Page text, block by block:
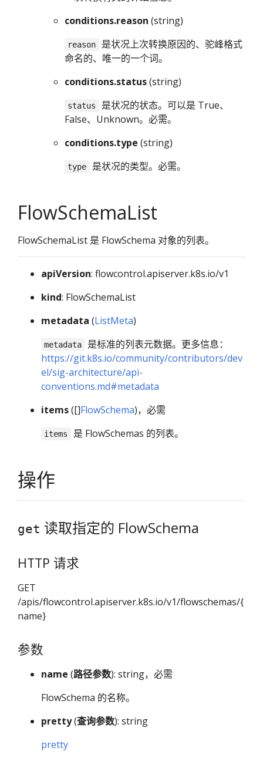
conditions.reason (string)
reason
是状况上次转换原因的、驼峰格式
命名的、唯一的一个词。
conditions.status(string)
status
是状况的状态。可以是 True、
False、Unknown。必需。
conditions.type (string)
type 是状况的类型。必需。
FlowSchemaList
FlowSchemaList 是 FlowSchema 对象的列表。
apiVersion: flowcontrol.apiserver.k8s.io/v1
kind: FlowSchemaList
metadata (ListMeta)
metadata
是标准的列表元数据。更多信息：
https://git.k8s.io/community/contributors/dev
el/sig-architecture/api-
conventions.md#metadata
items([]FlowSchema)，必需
items 是 FlowSchemas 的列表。
操作
get 读取指定的 FlowSchema
HTTP 请求
GET
/apis/flowcontrol.apiserver.k8s.io/v1/flowschemas/{
name}
参数
name (路径参数): string，必需
FlowSchema 的名称。
pretty(查询参数): string
pretty